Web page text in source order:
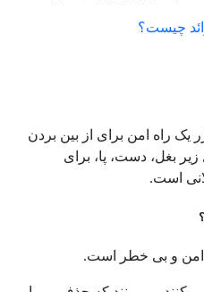
چیست؟
یک راه امن برای از بین بردن
بغل، دست، پا، برای
است.
امن و بی خطر است.